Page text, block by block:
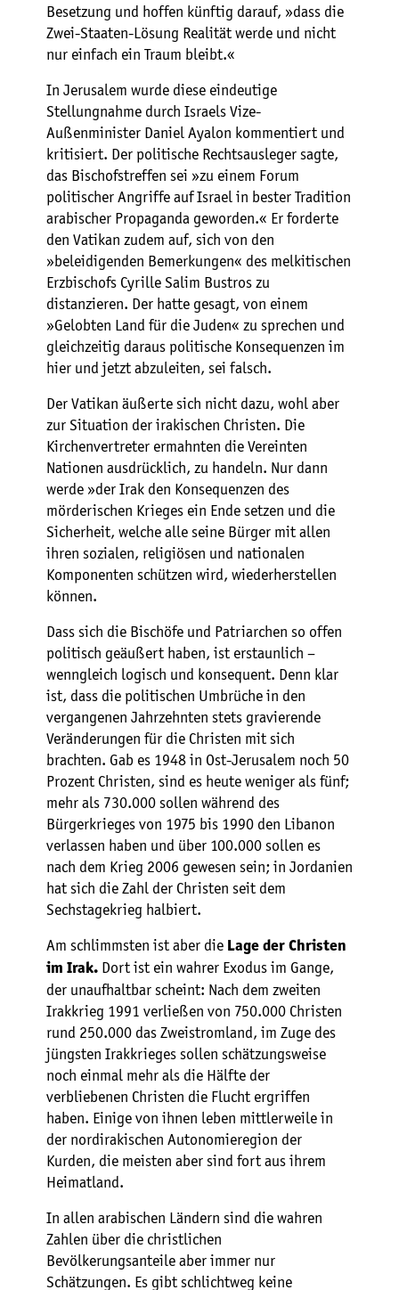
Besetzung und hoffen künftig darauf, »dass die
Zwei-Staaten-Lösung Realität werde und nicht
nur einfach ein Traum bleibt.«
In Jerusalem wurde diese eindeutige
Stellungnahme durch Israels Vize-
Außenminister Daniel Ayalon kommentiert und
kritisiert. Der politische Rechtsausleger sagte,
das Bischofstreffen sei »zu einem Forum
politischer Angriffe auf Israel in bester Tradition
arabischer Propaganda geworden.« Er forderte
den Vatikan zudem auf, sich von den
»beleidigenden Bemerkungen« des melkitischen
Erzbischofs Cyrille Salim Bustros zu
distanzieren. Der hatte gesagt, von einem
»Gelobten Land für die Juden« zu sprechen und
gleichzeitig daraus politische Konsequenzen im
hier und jetzt abzuleiten, sei falsch.
Der Vatikan äußerte sich nicht dazu, wohl aber
zur Situation der irakischen Christen. Die
Kirchenvertreter ermahnten die Vereinten
Nationen ausdrücklich, zu handeln. Nur dann
werde »der Irak den Konsequenzen des
mörderischen Krieges ein Ende setzen und die
Sicherheit, welche alle seine Bürger mit allen
ihren sozialen, religiösen und nationalen
Komponenten schützen wird, wiederherstellen
können.
Dass sich die Bischöfe und Patriarchen so offen
politisch geäußert haben, ist erstaunlich –
wenngleich logisch und konsequent. Denn klar
ist, dass die politischen Umbrüche in den
vergangenen Jahrzehnten stets gravierende
Veränderungen für die Christen mit sich
brachten. Gab es 1948 in Ost-Jerusalem noch 50
Prozent Christen, sind es heute weniger als fünf;
mehr als 730.000 sollen während des
Bürgerkrieges von 1975 bis 1990 den Libanon
verlassen haben und über 100.000 sollen es
nach dem Krieg 2006 gewesen sein; in Jordanien
hat sich die Zahl der Christen seit dem
Sechstagekrieg halbiert.
Am schlimmsten ist aber die Lage der Christen
im Irak. Dort ist ein wahrer Exodus im Gange,
der unaufhaltbar scheint: Nach dem zweiten
Irakkrieg 1991 verließen von 750.000 Christen
rund 250.000 das Zweistromland, im Zuge des
jüngsten Irakkrieges sollen schätzungsweise
noch einmal mehr als die Hälfte der
verbliebenen Christen die Flucht ergriffen
haben. Einige von ihnen leben mittlerweile in
der nordirakischen Autonomieregion der
Kurden, die meisten aber sind fort aus ihrem
Heimatland.
In allen arabischen Ländern sind die wahren
Zahlen über die christlichen
Bevölkerungsanteile aber immer nur
Schätzungen. Es gibt schlichtweg keine